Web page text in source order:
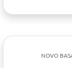
NOVO